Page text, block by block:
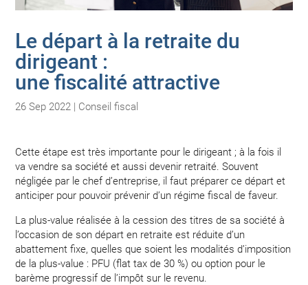
Le départ à la retraite du
dirigeant :
une fiscalité attractive
26 Sep 2022 | Conseil fiscal
Cette étape est très importante pour le dirigeant ; à la fois il
va vendre sa société et aussi devenir retraité. Souvent
négligée par le chef d’entreprise, il faut préparer ce départ et
anticiper pour pouvoir prévenir d’un régime fiscal de faveur.
La plus-value réalisée à la cession des titres de sa société à
l’occasion de son départ en retraite est réduite d’un
abattement fixe, quelles que soient les modalités d’imposition
de la plus-value : PFU (flat tax de 30 %) ou option pour le
barème progressif de l’impôt sur le revenu.